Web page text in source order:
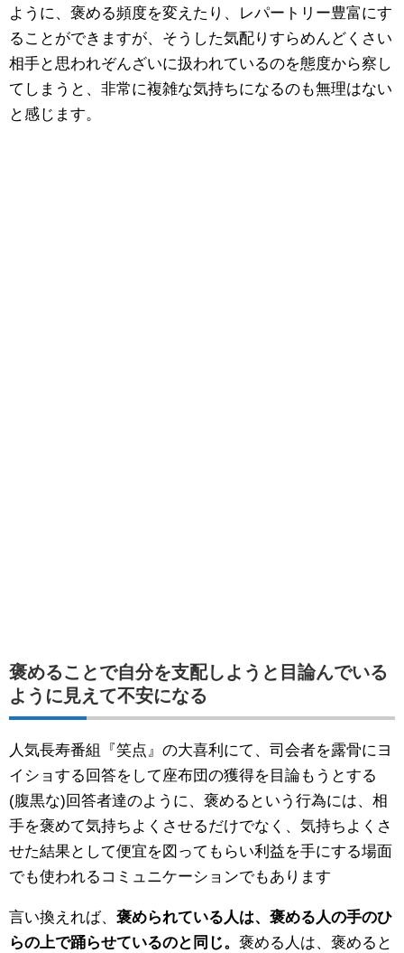
ように、褒める頻度を変えたり、レパートリー豊富にす
ることができますが、そうした気配りすらめんどくさい
相手と思われぞんざいに扱われているのを態度から察し
てしまうと、非常に複雑な気持ちになるのも無理はない
と感じます。
褒めることで自分を支配しようと目論んでいる
ように見えて不安になる
人気長寿番組『笑点』の大喜利にて、司会者を露骨にヨ
イショする回答をして座布団の獲得を目論もうとする
(腹黒な)回答者達のように、褒めるという行為には、相
手を褒めて気持ちよくさせるだけでなく、気持ちよくさ
せた結果として便宜を図ってもらい利益を手にする場面
でも使われるコミュニケーションでもあります
言い換えれば、 褒められている人は、褒める人の手のひ
らの上で踊らせているのと同じ。 褒める人は、褒めると